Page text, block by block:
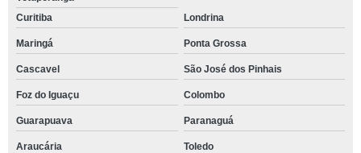
Curitiba
Londrina
Maringá Ponta Grossa
Cascavel São José dos Pinhais
Foz do Iguaçu Colombo
Guarapuava Paranaguá
Araucária Toledo